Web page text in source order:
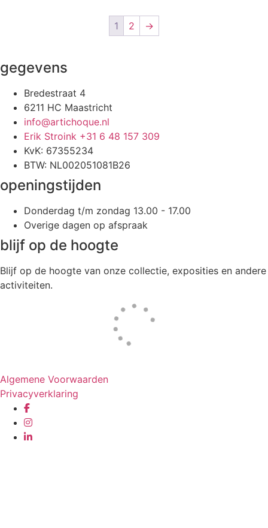
1 2 →
gegevens
Bredestraat 4
6211 HC Maastricht
info@artichoque.nl
Erik Stroink +31 6 48 157 309
KvK: 67355234
BTW: NL002051081B26
openingstijden
Donderdag t/m zondag 13.00 - 17.00
Overige dagen op afspraak
blijf op de hoogte
Blijf op de hoogte van onze collectie, exposities en andere
activiteiten.
Algemene Voorwaarden
Privacyverklaring